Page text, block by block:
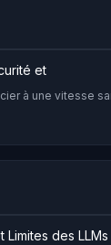
et
à une vitesse
Limites des LLMs